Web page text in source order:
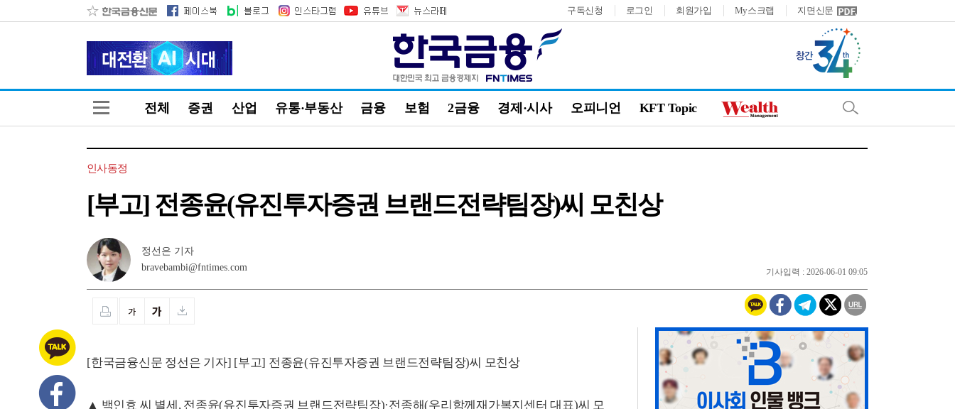
구독신청 로그인 회원가입 My스크랩 지면신문
전체 증권 산업 유통·부동산 금융 보험 2금융 경제·시사 오피니언 KFT Topic
인사동정
[부고] 전종윤(유진투자증권 브랜드전략팀장)씨 모친상
정선은 기자
bravebambi@fntimes.com
기사입력 : 2026-06-01 09:05
[한국금융신문 정선은 기자] [부고] 전종윤(유진투자증권 브랜드전략팀장)씨 모친상
▲ 백인효 씨 별세, 전종윤(유진투자증권 브랜드전략팀장)·전종해(우리함께재가복지센터 대표)씨 모